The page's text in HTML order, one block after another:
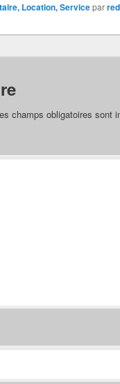
Location, Servicepar
champs obligatoires sont